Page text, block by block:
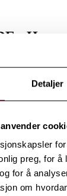
Detaljer
preg, for å
for å
om
- Hva
har forskjellige
eller isete
hvor
en
på vanlig vei
og